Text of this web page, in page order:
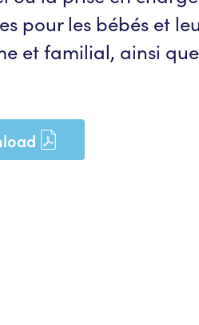
pour les bébés et
et familial, ainsi